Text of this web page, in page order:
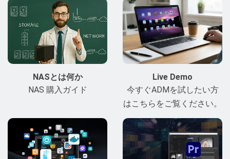
NASとは何か
NAS 購入ガイド
Live Demo
今すぐADMを試したい方
はこちらをご覧ください。